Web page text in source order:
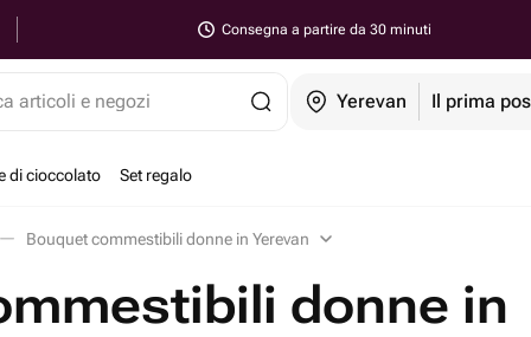
Consegna a partire da 30 minuti
articoli e negozi Yerevan Il prima
di cioccolato Set regalo
Bouquet commestibili donne in Yerevan
donne in